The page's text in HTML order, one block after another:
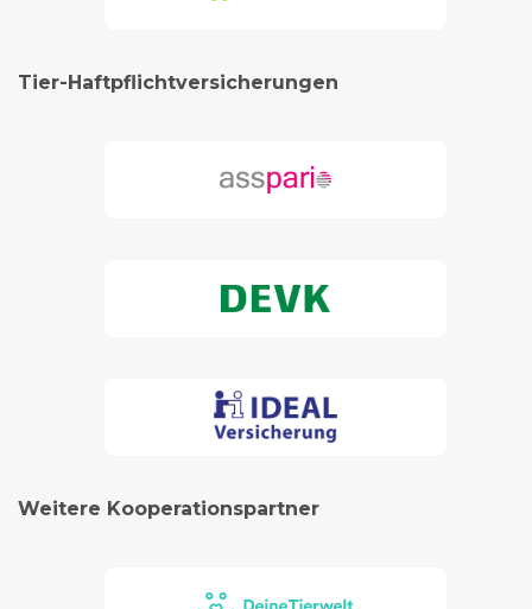
Tier-Haftpflichtversicherungen
Weitere Kooperationspartner